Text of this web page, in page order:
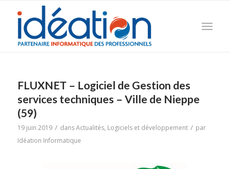
FLUXNET – Logiciel de Gestion des
services techniques – Ville de Nieppe
(59)
19 juin 2019 / dansActualités, Logiciels et développement / par
Idéation Informatique